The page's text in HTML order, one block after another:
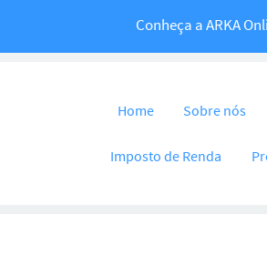
Temos um recado
Conheça a ARKA
Home Sobre nós
Imposto de Renda